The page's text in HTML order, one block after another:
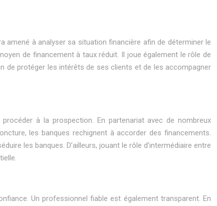
amené à analyser sa situation financière afin de déterminer le
de financement à taux réduit. Il joue également le rôle de
de protéger les intérêts de ses clients et de les accompagner
à la prospection. En partenariat avec de nombreux
les banques rechignent à accorder des financements.
les banques. D’ailleurs, jouant le rôle d’intermédiaire entre
Un professionnel fiable est également transparent. En